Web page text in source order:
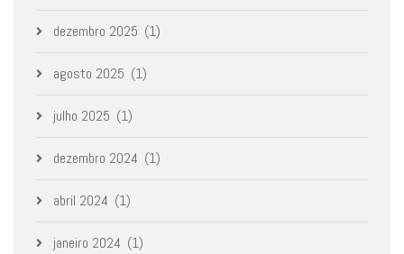
dezembro 2025 (1)
agosto 2025 (1)
julho 2025 (1)
dezembro 2024 (1)
abril 2024 (1)
janeiro 2024 (1)